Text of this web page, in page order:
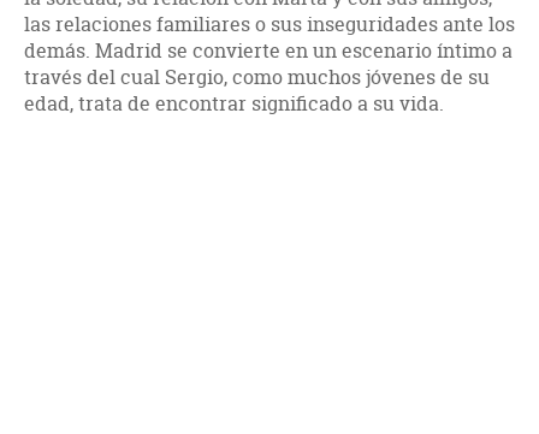
las relaciones familiares o sus inseguridades ante los
demás. Madrid se convierte en un escenario íntimo a
través del cual Sergio, como muchos jóvenes de su
edad, trata de encontrar significado a su vida.